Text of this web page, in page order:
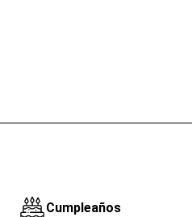
Cumpleaños